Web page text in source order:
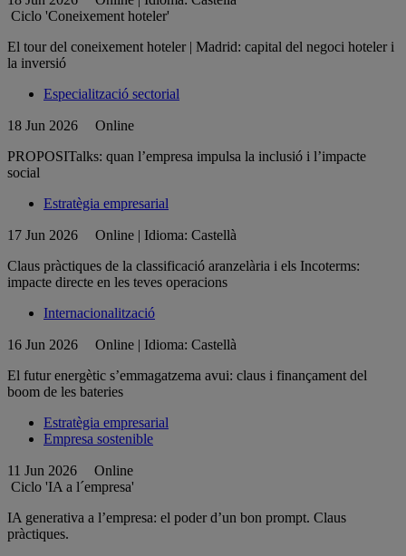
Ciclo 'Coneixement hoteler'
El tour del coneixement hoteler | Madrid: capital del negoci hoteler i
la inversió
Especialització sectorial
18 Jun 2026
Online
PROPOSITalks: quan l’empresa impulsa la inclusió i l’impacte
social
Estratègia empresarial
17 Jun 2026
Online | Idioma: Castellà
Claus pràctiques de la classificació aranzelària i els Incoterms:
impacte directe en les teves operacions
Internacionalització
16 Jun 2026
Online | Idioma: Castellà
El futur energètic s’emmagatzema avui: claus i finançament del
boom de les bateries
Estratègia empresarial
Empresa sostenible
11 Jun 2026
Online
Ciclo 'IA a l´empresa'
IA generativa a l’empresa: el poder d’un bon prompt. Claus
pràctiques.